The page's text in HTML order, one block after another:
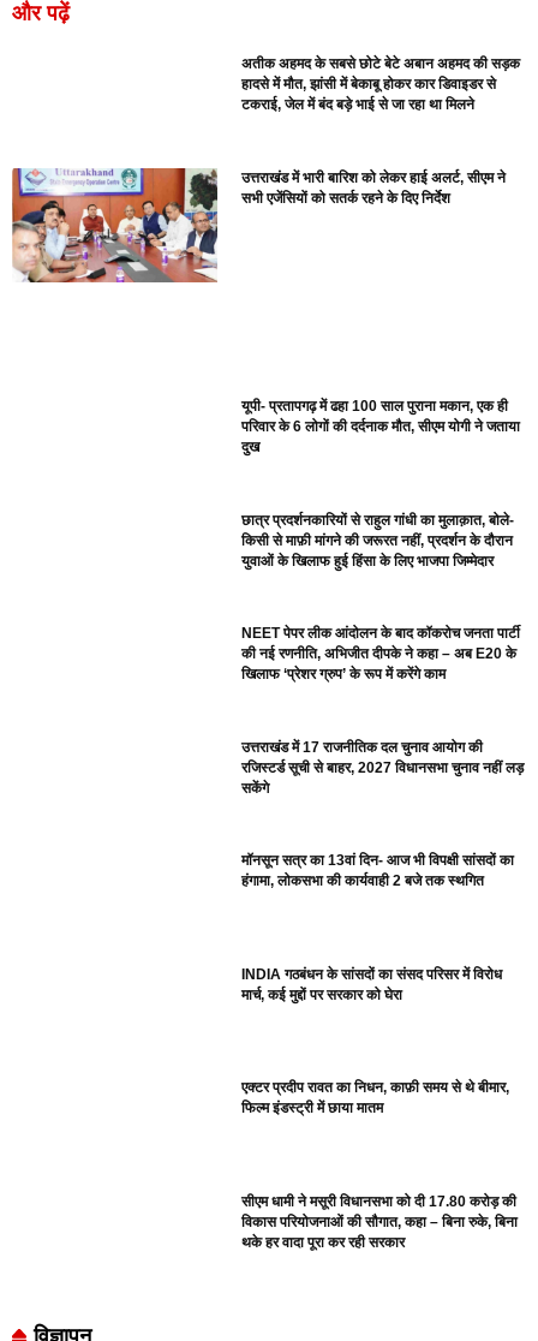
और पढ़ें
अतीक अहमद के सबसे छोटे बेटे अबान अहमद की सड़क
हादसे में मौत, झांसी में बेकाबू होकर कार डिवाइडर से
टकराई, जेल में बंद बड़े भाई से जा रहा था मिलने
उत्तराखंड में भारी बारिश को लेकर हाई अलर्ट, सीएम ने
सभी एजेंसियों को सतर्क रहने के दिए निर्देश
यूपी- प्रतापगढ़ में ढहा 100 साल पुराना मकान, एक ही
परिवार के 6 लोगों की दर्दनाक मौत, सीएम योगी ने जताया
दुख
छात्र प्रदर्शनकारियों से राहुल गांधी का मुलाक़ात, बोले-
किसी से माफ़ी मांगने की जरूरत नहीं, प्रदर्शन के दौरान
युवाओं के खिलाफ हुई हिंसा के लिए भाजपा जिम्मेदार
NEET पेपर लीक आंदोलन के बाद कॉकरोच जनता पार्टी
की नई रणनीति, अभिजीत दीपके ने कहा – अब E20 के
खिलाफ ‘प्रेशर ग्रुप’ के रूप में करेंगे काम
उत्तराखंड में 17 राजनीतिक दल चुनाव आयोग की
रजिस्टर्ड सूची से बाहर, 2027 विधानसभा चुनाव नहीं लड़
सकेंगे
मॉनसून सत्र का 13वां दिन- आज भी विपक्षी सांसदों का
हंगामा, लोकसभा की कार्यवाही 2 बजे तक स्थगित
INDIA गठबंधन के सांसदों का संसद परिसर में विरोध
मार्च, कई मुद्दों पर सरकार को घेरा
एक्टर प्रदीप रावत का निधन, काफ़ी समय से थे बीमार,
फिल्म इंडस्ट्री में छाया मातम
सीएम धामी ने मसूरी विधानसभा को दी 17.80 करोड़ की
विकास परियोजनाओं की सौगात, कहा – बिना रुके, बिना
थके हर वादा पूरा कर रही सरकार
विज्ञापन